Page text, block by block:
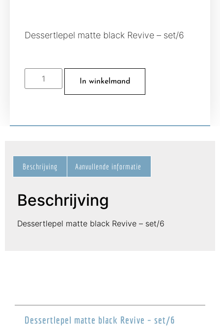
Dessertlepel matte black Revive – set/6
In winkelmand
Beschrijving Aanvullende informatie
Beschrijving
Dessertlepel matte black Revive – set/6
Dessertlepel matte black Revive – set/6